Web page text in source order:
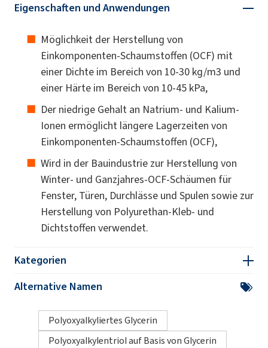
Eigenschaften und Anwendungen
Möglichkeit der Herstellung von
Einkomponenten-Schaumstoffen (OCF) mit
einer Dichte im Bereich von 10-30 kg/m3 und
einer Härte im Bereich von 10-45 kPa,
Der niedrige Gehalt an Natrium- und Kalium-
Ionen ermöglicht längere Lagerzeiten von
Einkomponenten-Schaumstoffen (OCF),
Wird in der Bauindustrie zur Herstellung von
Winter- und Ganzjahres-OCF-Schäumen für
Fenster, Türen, Durchlässe und Spulen sowie zur
Herstellung von Polyurethan-Kleb- und
Dichtstoffen verwendet.
Kategorien
Alternative Namen
Polyoxyalkyliertes Glycerin
Polyoxyalkylentriol auf Basis von Glycerin